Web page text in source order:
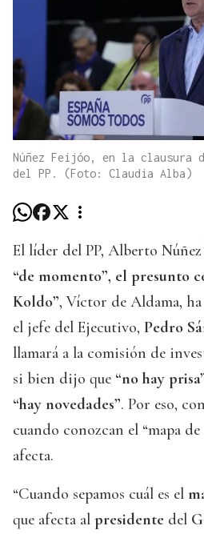
Núñez Feijóo, en la clausura
del PP. (Foto: Claudia Alba)
El líder del PP, Alberto Núñez
“de momento”, el presunto
Koldo”, Víctor de Aldama,
el jefe del Ejecutivo, Pedro
llamará a la comisión de
si bien dijo que “no hay
“hay novedades”. Por eso,
cuando conozcan el “mapa
afecta.
“Cuando sepamos cuál es el
que afecta al presidente del